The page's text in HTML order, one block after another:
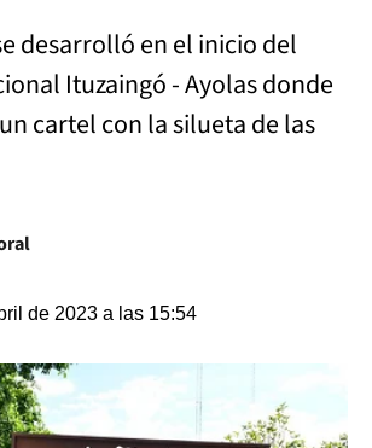
desarrolló en el inicio del
Ituzaingó - Ayolas donde
cartel con la silueta de las
de 2023 a las 15:54